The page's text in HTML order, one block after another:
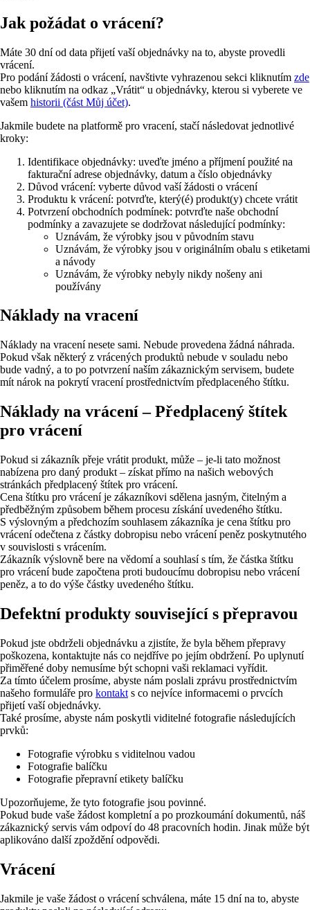
Jak požádat o vrácení?
Máte 30 dní od data přijetí vaší objednávky na to, abyste provedli
vrácení.
Pro podání žádosti o vrácení, navštivte vyhrazenou sekci kliknutím zde
nebo kliknutím na odkaz „Vrátit“ u objednávky, kterou si vyberete ve
vašem historii (část Můj účet).
Jakmile budete na platformě pro vracení, stačí následovat jednotlivé
kroky:
Identifikace objednávky: uveďte jméno a příjmení použité na
fakturační adrese objednávky, datum a číslo objednávky
Důvod vrácení: vyberte důvod vaší žádosti o vrácení
Produktu k vrácení: potvrďte, který(é) produkt(y) chcete vrátit
Potvrzení obchodních podmínek: potvrďte naše obchodní
podmínky a zavazujete se dodržovat následující podmínky:
Uznávám, že výrobky jsou v původním stavu
Uznávám, že výrobky jsou v originálním obalu s etiketami
a návody
Uznávám, že výrobky nebyly nikdy nošeny ani
používány
Náklady na vracení
Náklady na vracení nesete sami. Nebude provedena žádná náhrada.
Pokud však některý z vrácených produktů nebude v souladu nebo
bude vadný, a to po potvrzení naším zákaznickým servisem, budete
mít nárok na pokrytí vracení prostřednictvím předplaceného štítku.
Náklady na vrácení – Předplacený štítek
pro vrácení
Pokud si zákazník přeje vrátit produkt, může – je-li tato možnost
nabízena pro daný produkt – získat přímo na našich webových
stránkách předplacený štítek pro vrácení.
Cena štítku pro vrácení je zákazníkovi sdělena jasným, čitelným a
předběžným způsobem během procesu získání uvedeného štítku.
S výslovným a předchozím souhlasem zákazníka je cena štítku pro
vrácení odečtena z částky dobropisu nebo vrácení peněz poskytnutého
v souvislosti s vrácením.
Zákazník výslovně bere na vědomí a souhlasí s tím, že částka štítku
pro vrácení bude započtena proti budoucímu dobropisu nebo vrácení
peněz, a to do výše částky uvedeného štítku.
Defektní produkty související s přepravou
Pokud jste obdrželi objednávku a zjistíte, že byla během přepravy
poškozena, kontaktujte nás co nejdříve po jejím obdržení. Po uplynutí
přiměřené doby nemusíme být schopni vaši reklamaci vyřídit.
Za tímto účelem prosíme, abyste nám poslali zprávu prostřednictvím
našeho formuláře pro kontakt s co nejvíce informacemi o prvcích
přijetí vaší objednávky.
Také prosíme, abyste nám poskytli viditelné fotografie následujících
prvků:
Fotografie výrobku s viditelnou vadou
Fotografie balíčku
Fotografie přepravní etikety balíčku
Upozorňujeme, že tyto fotografie jsou povinné.
Pokud bude vaše žádost kompletní a po prozkoumání dokumentů, náš
zákaznický servis vám odpoví do 48 pracovních hodin. Jinak může být
aplikováno další zpoždění odpovědi.
Vrácení
Jakmile je vaše žádost o vrácení schválena, máte 15 dní na to, abyste